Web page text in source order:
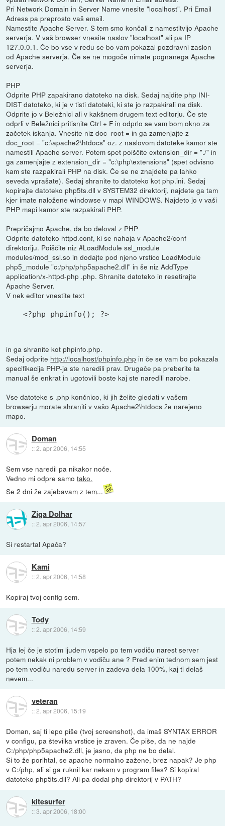
Pri Network Domain in Server Name vnesite "localhost". Pri Email
Adress pa preprosto vaš email.
Namestite Apache Server. S tem smo končali z namestitvijo Apache
serverja. V vaš browser vnesite naslov "localhost" ali pa IP
127.0.0.1. Če bo vse v redu se bo vam pokazal pozdravni zaslon
od Apache serverja. Če se ne mogoče nimate pognanega Apache
serverja.
PHP
Odprite PHP zapakirano datoteko na disk. Sedaj najdite php INI-
DIST datoteko, ki je v tisti datoteki, ki ste jo razpakirali na disk.
Odprite jo v Beležnici ali v kakšnem drugem text editorju. Če ste
odprli v Beležnici pritisnite Ctrl + F in odprlo se vam bom okno za
začetek iskanja. Vnesite niz doc_root = in ga zamenjajte z
doc_root = "c:\apache2\htdocs" oz. z naslovom datoteke kamor ste
namestili Apache server. Potem spet poiščite extension_dir = "./" in
ga zamenjajte z extension_dir = "c:\php\extensions" (spet odvisno
kam ste razpakirali PHP na disk. Če se ne znajdete pa lahko
seveda vprašate). Sedaj shranite to datoteko kot php.ini. Sedaj
kopirajte datoteko php5ts.dll v SYSTEM32 direktorij, najdete ga tam
kjer imate naložene windowse v mapi WINDOWS. Najdeto jo v vaši
PHP mapi kamor ste razpakirali PHP.
Prepričajmo Apache, da bo deloval z PHP
Odprite datoteko httpd.conf, ki se nahaja v Apache2/conf
direktoriju. Poiščite niz #LoadModule ssl_module
modules/mod_ssl.so in dodajte pod njeno vrstico LoadModule
php5_module "c:/php/php5apache2.dll" in še niz AddType
application/x-httpd-php .php. Shranite datoteko in resetirajte
Apache Server.
V nek editor vnestite text
<?php phpinfo(); ?>
in ga shranite kot phpinfo.php.
Sedaj odprite http://localhost/phpinfo.php in če se vam bo pokazala
specifikacija PHP-ja ste naredili prav. Drugače pa preberite ta
manual še enkrat in ugotovili boste kaj ste naredili narobe.
Vse datoteke s .php končnico, ki jih želite gledati v vašem
browserju morate shraniti v vašo Apache2\htdocs že narejeno
mapo.
Doman
::2. apr 2006, 14:55
Sem vse naredil pa nikakor noče.
Vedno mi odpre samotako.
Se 2 dni že zajebavam z tem...
Ziga Dolhar
::2. apr 2006, 14:57
Si restartal Apača?
Kami
::2. apr 2006, 14:58
Kopiraj tvoj config sem.
Tody
::2. apr 2006, 14:59
Hja lej če je stotim ljudem vspelo po tem vodiču narest server
potem nekak ni problem v vodiču ane ? Pred enim tednom sem jest
po tem vodiču naredu server in zadeva dela 100%, kaj ti delaš
nevem...
veteran
::2. apr 2006, 15:19
Doman, saj ti lepo piše (tvoj screenshot), da imaš SYNTAX ERROR
v configu, pa številka vrstice je zraven. Če piše, da ne najde
C:/php/php5apache2.dll, je jasno, da php ne bo delal.
Si to že porihtal, se apache normalno zažene, brez napak? Je php
v C:/php, ali si ga ruknil kar nekam v program files? Si kopiral
datoteko php5ts.dll? Ali pa dodal php direktorij v PATH?
kitesurfer
::3. apr 2006, 18:00